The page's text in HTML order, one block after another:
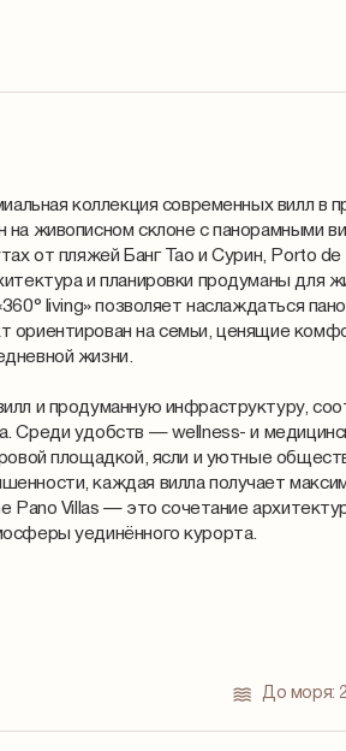
коллекция современных вилл в
на живописном склоне с панорамными
от пляжей Банг Тао и Сурин, Porto
и планировки продуманы для
living» позволяет наслаждаться
ориентирован на семьи, ценящие
жизни.
и продуманную инфраструктуру,
Среди удобств — wellness- и
площадкой, ясли и уютные
каждая вилла получает
Pano Villas — это сочетание
уединённого курорта.
До моря: